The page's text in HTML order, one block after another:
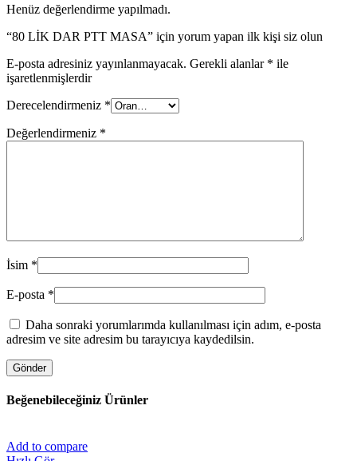
Henüz değerlendirme yapılmadı.
“80 LİK DAR PTT MASA” için yorum yapan ilk kişi siz olun
E-posta adresiniz yayınlanmayacak. Gerekli alanlar * ile
işaretlenmişlerdir
Derecelendirmeniz *
Değerlendirmeniz *
İsim *
E-posta *
Daha sonraki yorumlarımda kullanılması için adım, e-posta
adresim ve site adresim bu tarayıcıya kaydedilsin.
Beğenebileceğiniz Ürünler
Add to compare